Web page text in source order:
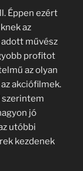
Éppen ezért
az
adott művész
profitot
az olyan
akciófilmek.
szerintem
jó
utóbbi
kezdenek